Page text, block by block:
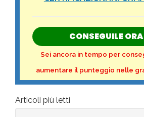
CONSEGUILE ORA
Sei ancora in tempo per
aumentare il punteggio nelle
Articoli più letti